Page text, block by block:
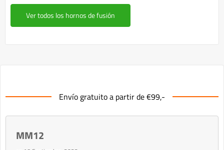
Ver todos los hornos de fusión
Envío gratuito a partir de €99,-
MM12